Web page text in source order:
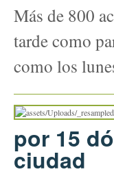
Más de 800
tarde como
como los
por 15
ciudad